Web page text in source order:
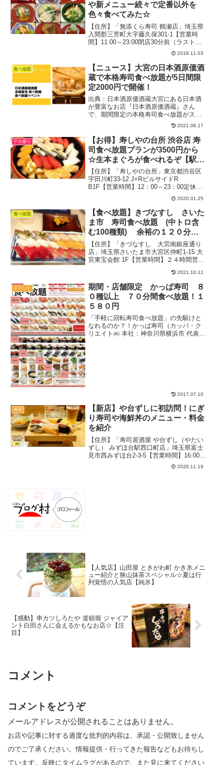
や新メニュー続々で定番以外を
色々食べてみた☆
【住所】「無添くら寿司 鶴瀬店」埼玉県
入間郡三芳町大字藤久保301-1【営業時
間】11:00～23:00閉店30分前（ラストオ
ーダー）定休日：なしTEL：049-274-
5810164席駐車場：42台禁煙2018.10月
（週末）：13時過ぎ...
2018.11.03
食べ放題
【ニュース】大宮の日本酒原価酒
蔵で本格寿司食べ放題が5日間限
定2000円で開催！
出典：日本酒原価酒蔵大宮にある日本酒
が豊富なお店『日本酒原価酒蔵』さん
で、期間限定の本格寿司食べ放題がスタ
ートします。期間はわりと長めで、しか
も8月の早いタイミングに行けば2000円ほ
どの衝撃プライスで利用できるので、ぜ
ひチェックしてみてく...
2021.08.17
デカ盛り
【お得】寿しやの台所 渋谷店 寿
司食べ放題プランが3500円から
☆生本まぐろが食べれるぞ【駅チ
カ】
【住所】「寿しやの台所」東京都渋谷区
宇田川町33-12 J+RビルサイドR
B1F【営業時間】12：00～23：00定休
日：なし80席テーブル席駐車場：なし喫
煙可2020.1月（平日）：20時予約訪問関
連：食べ放題の記事一覧関連：オフ会、
食...
2020.01.25
食べ放題
【食べ放題】きづなすし さいた
ま市 寿司食べ放題 (中トロ含
む100種類) 余裕の１２０分
【タッチパネル】
【住所】「きづなすし 大宮南銀座通り
店」埼玉県さいたま市大宮区仲町1-15 大
宮東宝会館 1F【営業時間】２４時間営業
宮店の場合１２９席：掘りごたつ、カウ
ンター、テーブル分煙：禁煙時間（平日
１１時～１７時...
2021.10.11
イベント
期間・店舗限定 かっぱ寿司 ８
０種以上 ７０分間食べ放題！１
５８０円
「手軽に回転寿司食べ放題」の先駆けと
なれるのか？！かっぱ寿司（カッパ・ク
リエイト㈱ 本社：神奈川県横浜市 代表取
2017.07.10
寿司
【新店】や台ずしに初訪問！にぎ
り寿司や海鮮丼のメニュー・料金
を紹介
【住所】「寿司居酒屋 や台ずし（やたい
ずし） みずほ台駅西口町店」埼玉県富士
見市西みずほ台2-3-5【営業時間】16:00～
翌1:00定休日：とくになしTEL：049-252-
2528テーブル席有り駐車場：なし2020.11
2020.11.19
【人気店】山田屋 ときがわ町 かき氷メニ
ュー紹介と狭山抹茶スペシャル☆夏は行
列覚悟の人気店【純氷】
【感動】串カツしろたや 道頓堀 ジャイア
ント白田さんに会えるかもなお店☆【注
目】
コメント
コメントをどうぞ
メールアドレスが公開されることはありません。
お店や記事に対する過度な批判的内容は、承認・公開致しません
のでご了承ください。情報提供・行ってきた報告などもお待ちし
ています。反映にタイムラグがあるので、また見に来てください